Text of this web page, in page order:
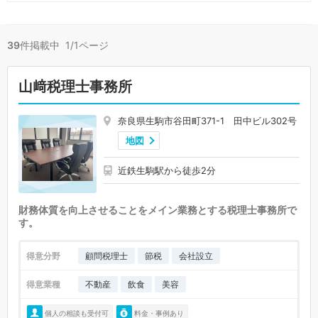
大淀町 (0) 黒滝村 (0)
39件掲載中 1/1ページ
山﨑税理士事務所
奈良県生駒市谷田町371-1 田中ビル302号
地図
近鉄生駒駅から徒歩2分
財務体質を向上させることをメイン業務とする税理士事務所で
す。
得意分野 顧問税理士 節税 会社設立
得意業種 不動産 飲食 美容
個人の相談も受付可 料金・事例あり